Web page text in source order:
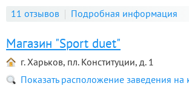
11 отзывов Подробная информация
Магазин "Sport duet"
г. Харьков, пл. Конституции, д. 1
Показать расположение заведения на